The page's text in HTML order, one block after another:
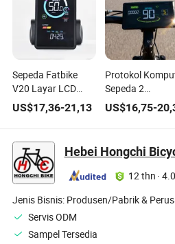
Sepeda Fatbike
V20 Layar LCD
Ebike Aksesori
Skuter
US$17,36-21,13
Protokol
Sepeda 2
24V/36V/48V/
Pengukur
Kecepatan
Jalan Sepeda
Kecepatan
Meter Kecepatan
untuk Aksesoris
Sepeda
US$16,75-
Hebei Hongchi
12 thn · 4.0
Jenis Bisnis: Produsen/Pabrik &
Servis ODM
Sampel Tersedia